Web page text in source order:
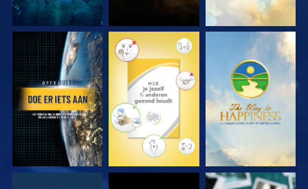
KIJK KIJK KIJK